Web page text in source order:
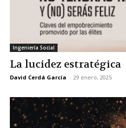
Ingeniería Social
La lucidez estratégica
David Cerdá García - 29 enero, 2025